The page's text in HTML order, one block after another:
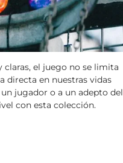
el juego no se limita
directa en nuestras vidas
jugador o a un adepto del
con esta colección.